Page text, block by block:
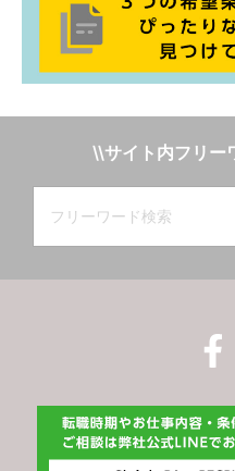
\\サイト内フリー